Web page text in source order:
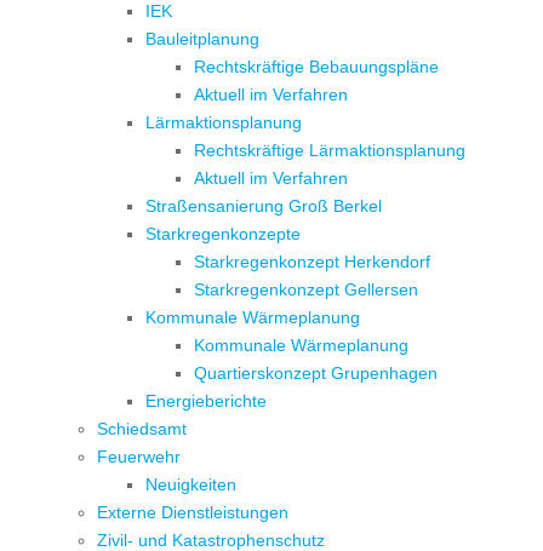
IEK
Bauleitplanung
Rechtskräftige Bebauungspläne
Aktuell im Verfahren
Lärmaktionsplanung
Rechtskräftige Lärmaktionsplanung
Aktuell im Verfahren
Straßensanierung Groß Berkel
Starkregenkonzepte
Starkregenkonzept Herkendorf
Starkregenkonzept Gellersen
Kommunale Wärmeplanung
Kommunale Wärmeplanung
Quartierskonzept Grupenhagen
Energieberichte
Schiedsamt
Feuerwehr
Neuigkeiten
Externe Dienstleistungen
Zivil- und Katastrophenschutz